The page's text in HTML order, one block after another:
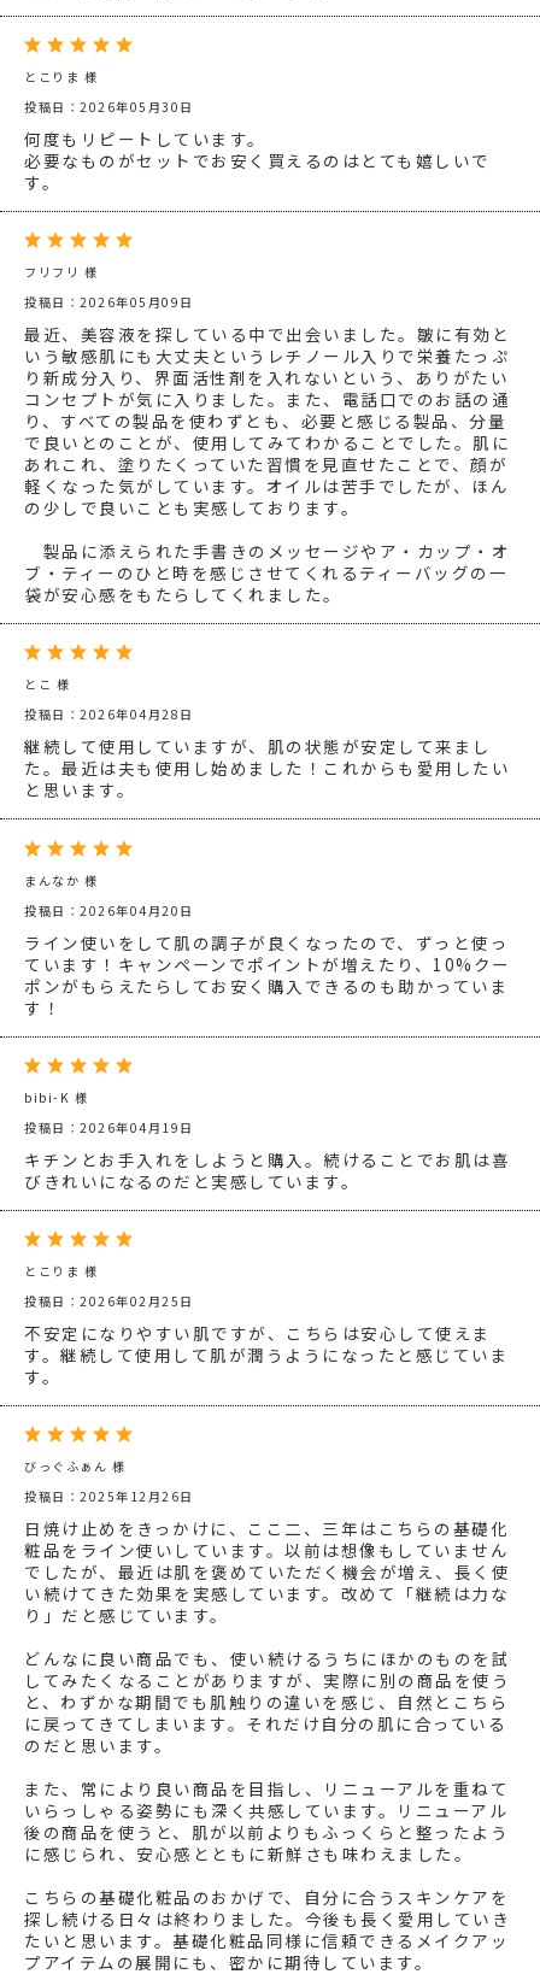
とこりま 様
投稿日：2026年05月30日
何度もリピートしています。
必要なものがセットでお安く買えるのはとても嬉しいで
す。
フリフリ 様
投稿日：2026年05月09日
最近、美容液を探している中で出会いました。皺に有効と
いう敏感肌にも大丈夫というレチノール入りで栄養たっぷ
り新成分入り、界面活性剤を入れないという、ありがたい
コンセプトが気に入りました。また、電話口でのお話の通
り、すべての製品を使わずとも、必要と感じる製品、分量
で良いとのことが、使用してみてわかることでした。肌に
あれこれ、塗りたくっていた習慣を見直せたことで、顔が
軽くなった気がしています。オイルは苦手でしたが、ほん
の少しで良いことも実感しております。
製品に添えられた手書きのメッセージやア・カップ・オ
ブ・ティーのひと時を感じさせてくれるティーバッグの一
袋が安心感をもたらしてくれました。
とこ 様
投稿日：2026年04月28日
継続して使用していますが、肌の状態が安定して来まし
た。最近は夫も使用し始めました！これからも愛用したい
と思います。
まんなか 様
投稿日：2026年04月20日
ライン使いをして肌の調子が良くなったので、ずっと使っ
ています！キャンペーンでポイントが増えたり、10%クー
ポンがもらえたらしてお安く購入できるのも助かっていま
す！
bibi-K 様
投稿日：2026年04月19日
キチンとお手入れをしようと購入。続けることでお肌は喜
びきれいになるのだと実感しています。
とこりま 様
投稿日：2026年02月25日
不安定になりやすい肌ですが、こちらは安心して使えま
す。継続して使用して肌が潤うようになったと感じていま
す。
びっぐふぁん 様
投稿日：2025年12月26日
日焼け止めをきっかけに、ここ二、三年はこちらの基礎化
粧品をライン使いしています。以前は想像もしていません
でしたが、最近は肌を褒めていただく機会が増え、長く使
い続けてきた効果を実感しています。改めて「継続は力な
り」だと感じています。
どんなに良い商品でも、使い続けるうちにほかのものを試
してみたくなることがありますが、実際に別の商品を使う
と、わずかな期間でも肌触りの違いを感じ、自然とこちら
に戻ってきてしまいます。それだけ自分の肌に合っている
のだと思います。
また、常により良い商品を目指し、リニューアルを重ねて
いらっしゃる姿勢にも深く共感しています。リニューアル
後の商品を使うと、肌が以前よりもふっくらと整ったよう
に感じられ、安心感とともに新鮮さも味わえました。
こちらの基礎化粧品のおかげで、自分に合うスキンケアを
探し続ける日々は終わりました。今後も長く愛用していき
たいと思います。基礎化粧品同様に信頼できるメイクアッ
プアイテムの展開にも、密かに期待しています。